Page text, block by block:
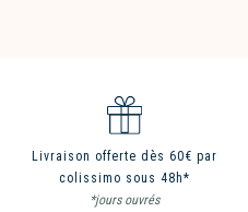
Livraison offerte dès 60€ par
colissimo sous 48h*
*jours ouvrés